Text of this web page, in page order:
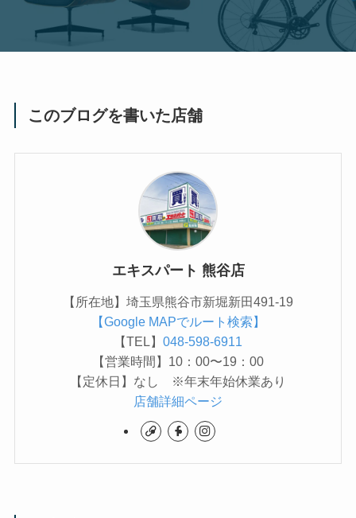
このブログを書いた店舗
エキスパート 熊谷店
【所在地】埼玉県熊谷市新堀新田491-19
【Google MAPでルート検索】
【TEL】 048-598-6911
【営業時間】10：00〜19：00
【定休日】なし ※年末年始休業あり
店舗詳細ページ